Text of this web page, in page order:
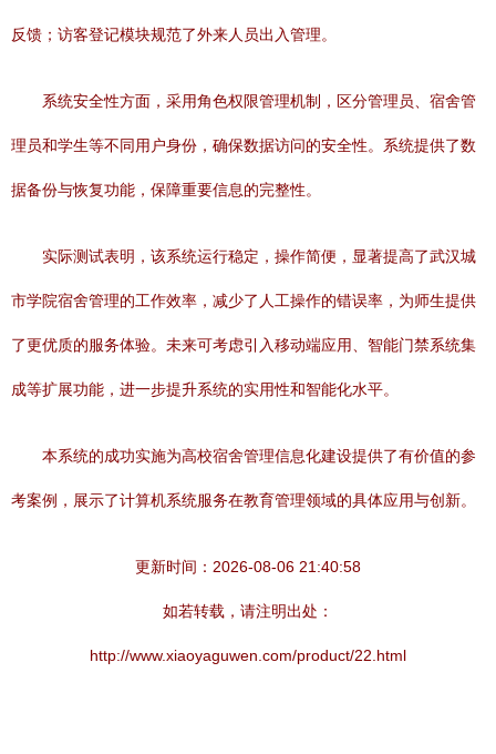
反馈；访客登记模块规范了外来人员出入管理。
系统安全性方面，采用角色权限管理机制，区分管理员、宿舍管
理员和学生等不同用户身份，确保数据访问的安全性。系统提供了数
据备份与恢复功能，保障重要信息的完整性。
实际测试表明，该系统运行稳定，操作简便，显著提高了武汉城
市学院宿舍管理的工作效率，减少了人工操作的错误率，为师生提供
了更优质的服务体验。未来可考虑引入移动端应用、智能门禁系统集
成等扩展功能，进一步提升系统的实用性和智能化水平。
本系统的成功实施为高校宿舍管理信息化建设提供了有价值的参
考案例，展示了计算机系统服务在教育管理领域的具体应用与创新。
更新时间：2026-08-06 21:40:58
如若转载，请注明出处：
http://www.xiaoyaguwen.com/product/22.html